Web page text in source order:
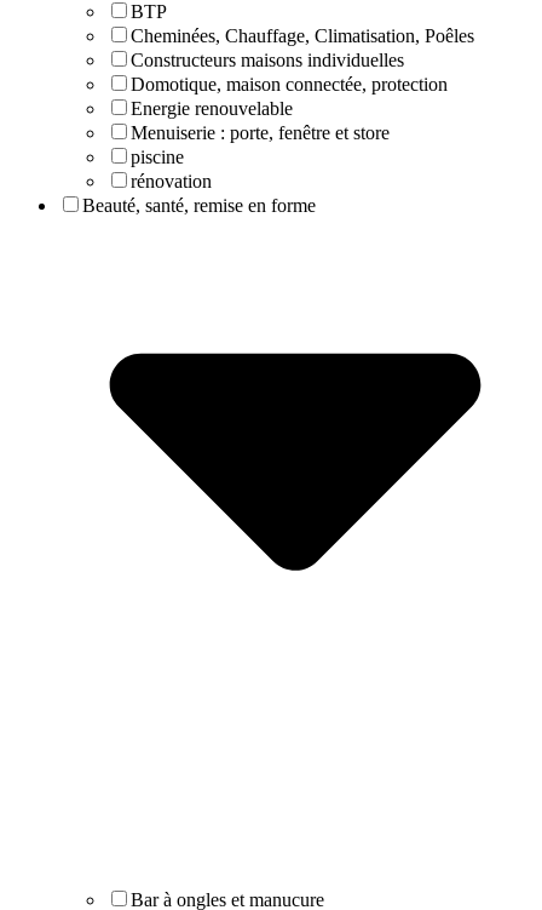
BTP
Cheminées, Chauffage, Climatisation, Poêles
Constructeurs maisons individuelles
Domotique, maison connectée, protection
Energie renouvelable
Menuiserie : porte, fenêtre et store
piscine
rénovation
Beauté, santé, remise en forme
Bar à ongles et manucure